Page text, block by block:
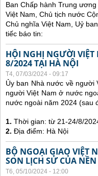
Ban Chấp hành Trung
Việt Nam, Chủ tịch nước
Chủ nghĩa Việt Nam, Uỷ
tiếc báo tin:
HỘI NGHỊ NGƯỜI VIỆT
8/2024 TẠI HÀ NỘI
T4, 07/03/2024 - 09:17
Ủy ban Nhà nước về người
người Việt Nam ở nước
nước ngoài năm 2024 (sau
1. Thời gian: từ 21-24/8/
2. Địa điểm: Hà Nội
BỘ NGOẠI GIAO VIỆT
SON LỊCH SỬ CỦA
T6, 05/10/2024 - 12:00